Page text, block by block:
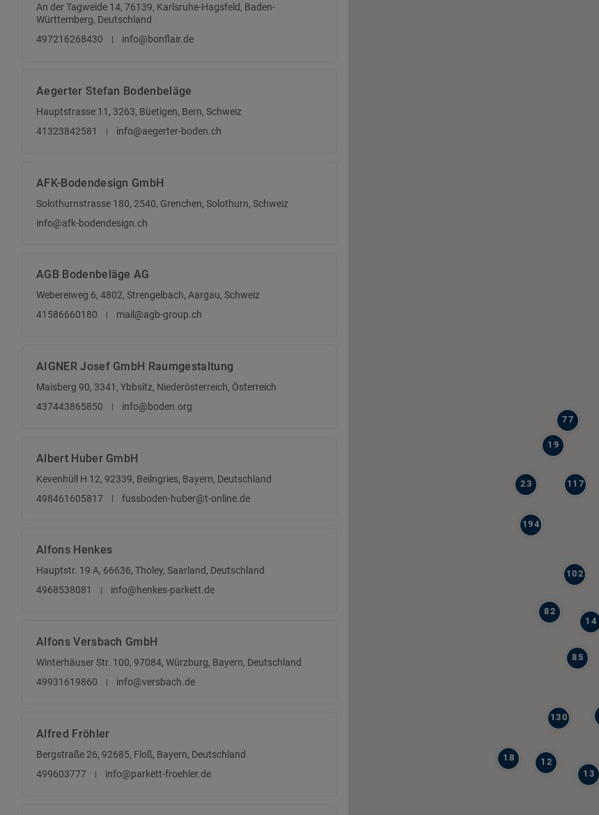
An der Tagweide 14, 76139, Karlsruhe-Hagsfeld, Baden-
Württemberg, Deutschland
497216268430
info@bonflair.de
Aegerter Stefan Bodenbeläge
Hauptstrasse 11, 3263, Büetigen, Bern, Schweiz
41323842581
info@aegerter-boden.ch
AFK-Bodendesign GmbH
Solothurnstrasse 180, 2540, Grenchen, Solothurn, Schweiz
info@afk-bodendesign.ch
AGB Bodenbeläge AG
Webereiweg 6, 4802, Strengelbach, Aargau, Schweiz
41586660180
mail@agb-group.ch
AIGNER Josef GmbH Raumgestaltung
Maisberg 90, 3341, Ybbsitz, Niederösterreich, Österreich
437443865850
info@boden.org
Albert Huber GmbH
Kevenhüll H 12, 92339, Beilngries, Bayern, Deutschland
498461605817
fussboden-huber@t-online.de
Alfons Henkes
Hauptstr. 19 A, 66636, Tholey, Saarland, Deutschland
4968538081
info@henkes-parkett.de
Alfons Versbach GmbH
Winterhäuser Str. 100, 97084, Würzburg, Bayern, Deutschland
49931619860
info@versbach.de
Alfred Fröhler
Bergstraße 26, 92685, Floß, Bayern, Deutschland
499603777
info@parkett-froehler.de
85
194
77
117
130
82
102
23
19
14
12
13
18